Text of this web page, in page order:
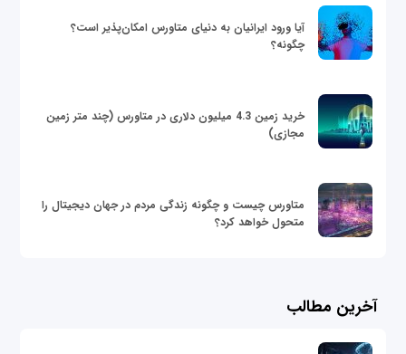
آیا ورود ایرانیان به دنیای متاورس امکان‌پذیر است؟
چگونه؟
خرید زمین 4.3 میلیون دلاری در متاورس (چند متر زمین
مجازی)
متاورس چیست و چگونه زندگی مردم در جهان دیجیتال را
متحول خواهد کرد؟
آخرین مطالب